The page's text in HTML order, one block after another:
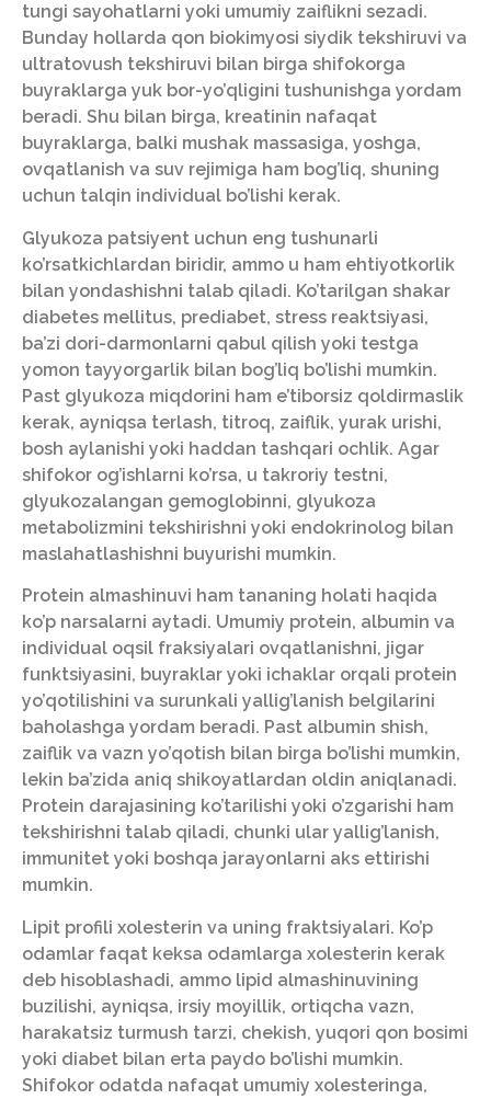
tungi sayohatlarni yoki umumiy zaiflikni sezadi.
Bunday hollarda qon biokimyosi siydik tekshiruvi va
ultratovush tekshiruvi bilan birga shifokorga
buyraklarga yuk bor-yo’qligini tushunishga yordam
beradi. Shu bilan birga, kreatinin nafaqat
buyraklarga, balki mushak massasiga, yoshga,
ovqatlanish va suv rejimiga ham bog’liq, shuning
uchun talqin individual bo’lishi kerak.
Glyukoza patsiyent uchun eng tushunarli
ko’rsatkichlardan biridir, ammo u ham ehtiyotkorlik
bilan yondashishni talab qiladi. Ko’tarilgan shakar
diabetes mellitus, prediabet, stress reaktsiyasi,
ba’zi dori-darmonlarni qabul qilish yoki testga
yomon tayyorgarlik bilan bog’liq bo’lishi mumkin.
Past glyukoza miqdorini ham e’tiborsiz qoldirmaslik
kerak, ayniqsa terlash, titroq, zaiflik, yurak urishi,
bosh aylanishi yoki haddan tashqari ochlik. Agar
shifokor og’ishlarni ko’rsa, u takroriy testni,
glyukozalangan gemoglobinni, glyukoza
metabolizmini tekshirishni yoki endokrinolog bilan
maslahatlashishni buyurishi mumkin.
Protein almashinuvi ham tananing holati haqida
ko’p narsalarni aytadi. Umumiy protein, albumin va
individual oqsil fraksiyalari ovqatlanishni, jigar
funktsiyasini, buyraklar yoki ichaklar orqali protein
yo’qotilishini va surunkali yallig’lanish belgilarini
baholashga yordam beradi. Past albumin shish,
zaiflik va vazn yo’qotish bilan birga bo’lishi mumkin,
lekin ba’zida aniq shikoyatlardan oldin aniqlanadi.
Protein darajasining ko’tarilishi yoki o’zgarishi ham
tekshirishni talab qiladi, chunki ular yallig’lanish,
immunitet yoki boshqa jarayonlarni aks ettirishi
mumkin.
Lipit profili xolesterin va uning fraktsiyalari. Ko’p
odamlar faqat keksa odamlarga xolesterin kerak
deb hisoblashadi, ammo lipid almashinuvining
buzilishi, ayniqsa, irsiy moyillik, ortiqcha vazn,
harakatsiz turmush tarzi, chekish, yuqori qon bosimi
yoki diabet bilan erta paydo bo’lishi mumkin.
Shifokor odatda nafaqat umumiy xolesteringa,